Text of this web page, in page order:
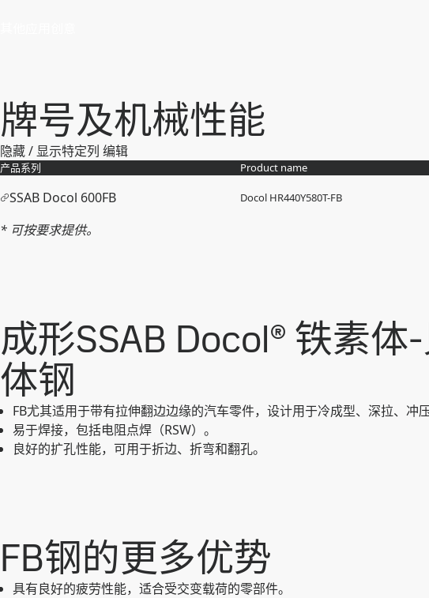
牌号及机械性能
隐藏 / 显示特定列 编辑
产品系列 Product name
SSAB Docol 600FB Docol HR​440Y​580T-​FB
* 可按要求提供。
成形SSAB Docol® 铁素体
体钢
FB尤其适用于带有拉伸翻边边缘的汽车零件，设计用于冷成型、深拉、冲压
易于焊接，包括电阻点焊（RSW）。
良好的扩孔性能，可用于折边、折弯和翻孔。
FB钢的更多优势
具有良好的疲劳性能，适合受交变载荷的零部件。